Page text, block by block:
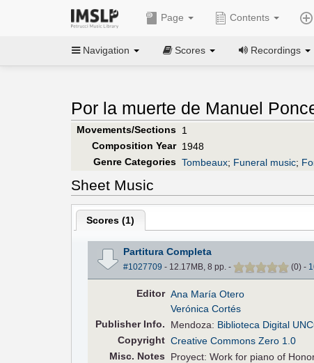
Page Contents
Navigation Scores Recordings
Por la muerte de Manuel
Movements/Sections 1
Composition Year 1948
Genre Categories Tombeaux; Funeral music;
Sheet Music
Scores (1)
Partitura Completa
#1027709 - 12.17MB, 8 pp. - (0) -
Editor Ana María Otero
Verónica Cortés
PublisherInfo. Mendoza: Biblioteca Digital
Copyright Creative Commons Zero 1.0
Misc. Notes
Proyect: Work for piano of